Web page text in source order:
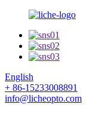
English
+ 86-15233008891
info@licheopto.com